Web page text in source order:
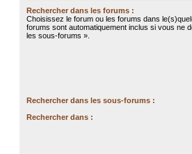
Rechercher dans les forums :
Choisissez le forum ou les forums dans
forums sont automatiquement inclus si vous ne
les sous-forums ».
Rechercher dans les sous-forums :
Rechercher dans :